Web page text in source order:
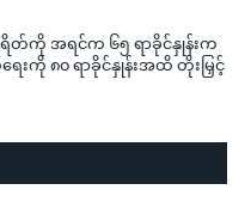
တ်ကို အရင်က ၆၅ ရာခိုင်နှုန်းက
းကို ၈၀ ရာခိုင်နှုန်းအထိ တိုးမြှင့်